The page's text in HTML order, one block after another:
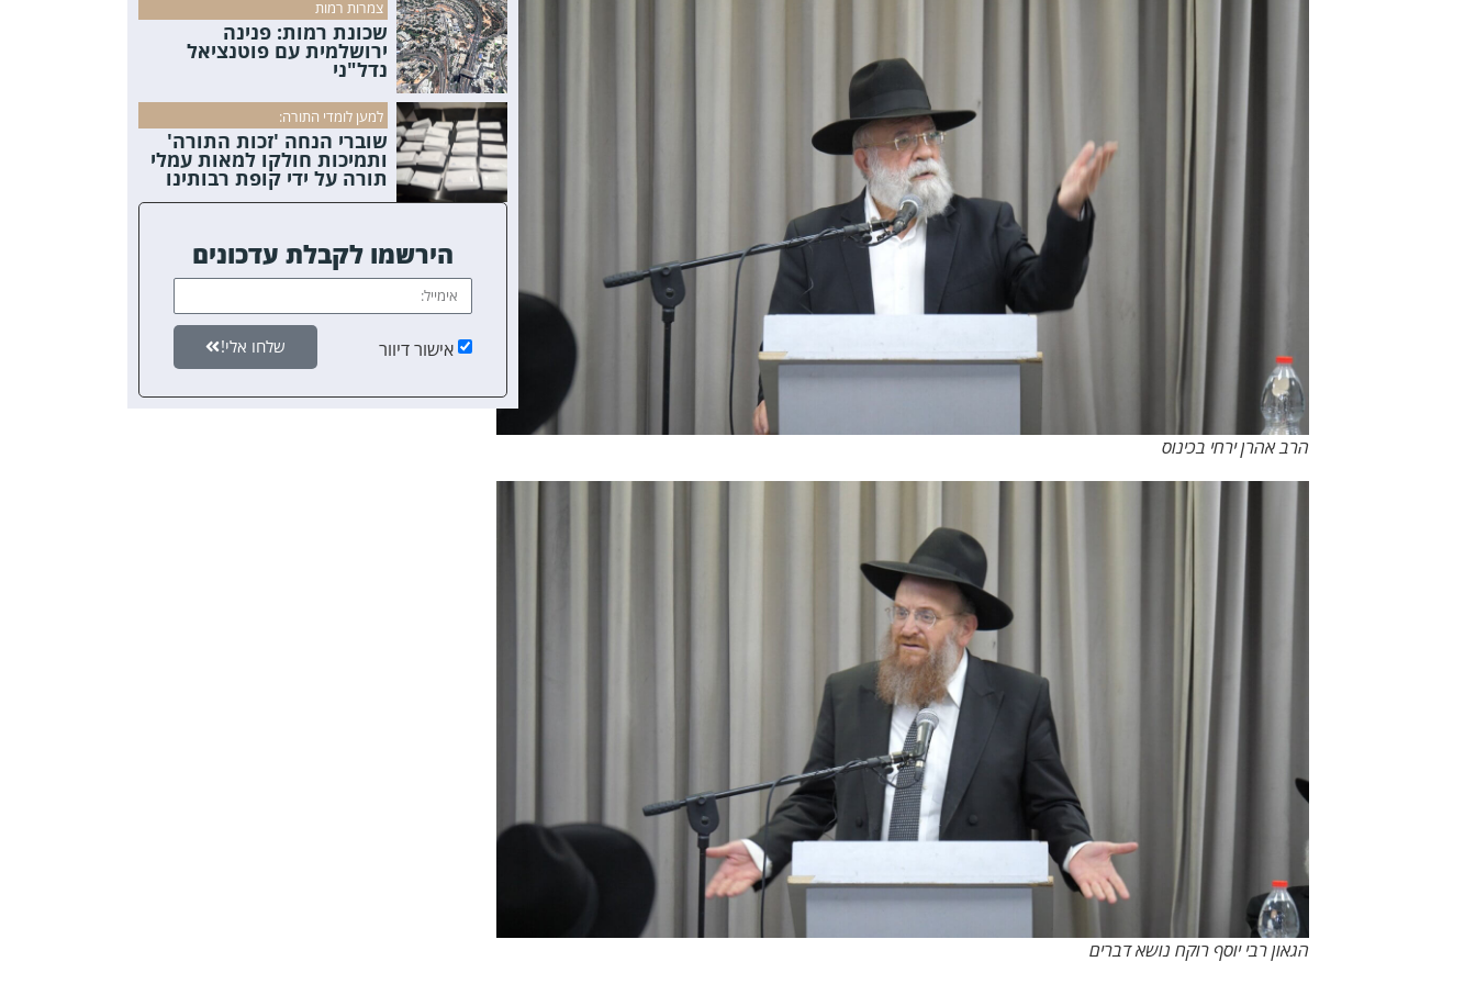
הרב אהרן ירחי בכינוס
הגאון רבי יוסף רוקח נושא דברים
צמרות רמות
שכונת רמות: פנינה
ירושלמית עם פוטנציאל
נדל"ני
למען לומדי התורה:
שוברי הנחה 'זכות התורה'
ותמיכות חולקו למאות עמלי
תורה על ידי קופת רבותינו
הירשמו לקבלת עדכונים
אישור דיוור שלחו אלי!